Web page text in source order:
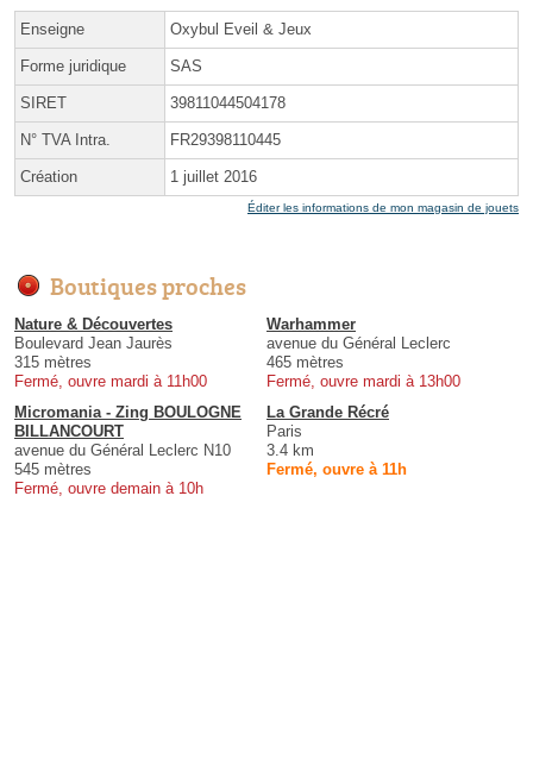
Enseigne Oxybul Eveil & Jeux
Forme juridique SAS
SIRET 39811044504178
N° TVA Intra. FR29398110445
Création 1 juillet 2016
Éditer les informations de mon magasin de jouets
Boutiques proches
Nature & Découvertes
Boulevard Jean Jaurès
315 mètres
Fermé, ouvre mardi à 11h00
Warhammer
avenue du Général Leclerc
465 mètres
Fermé, ouvre mardi à 13h00
Micromania - Zing BOULOGNE
BILLANCOURT
avenue du Général Leclerc N10
545 mètres
Fermé, ouvre demain à 10h
La Grande Récré
Paris
3.4 km
Fermé, ouvre à 11h